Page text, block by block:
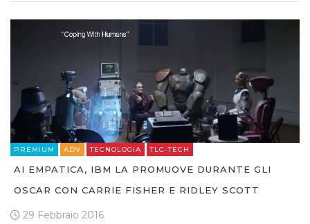
PREMIUM ADV TECNOLOGIA TLC-TECH
AI EMPATICA, IBM LA PROMUOVE DURANTE GLI
OSCAR CON CARRIE FISHER E RIDLEY SCOTT
29 Febbraio 2016